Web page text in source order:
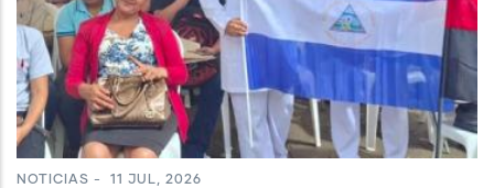
NOTICIAS - 11 JUL, 2026